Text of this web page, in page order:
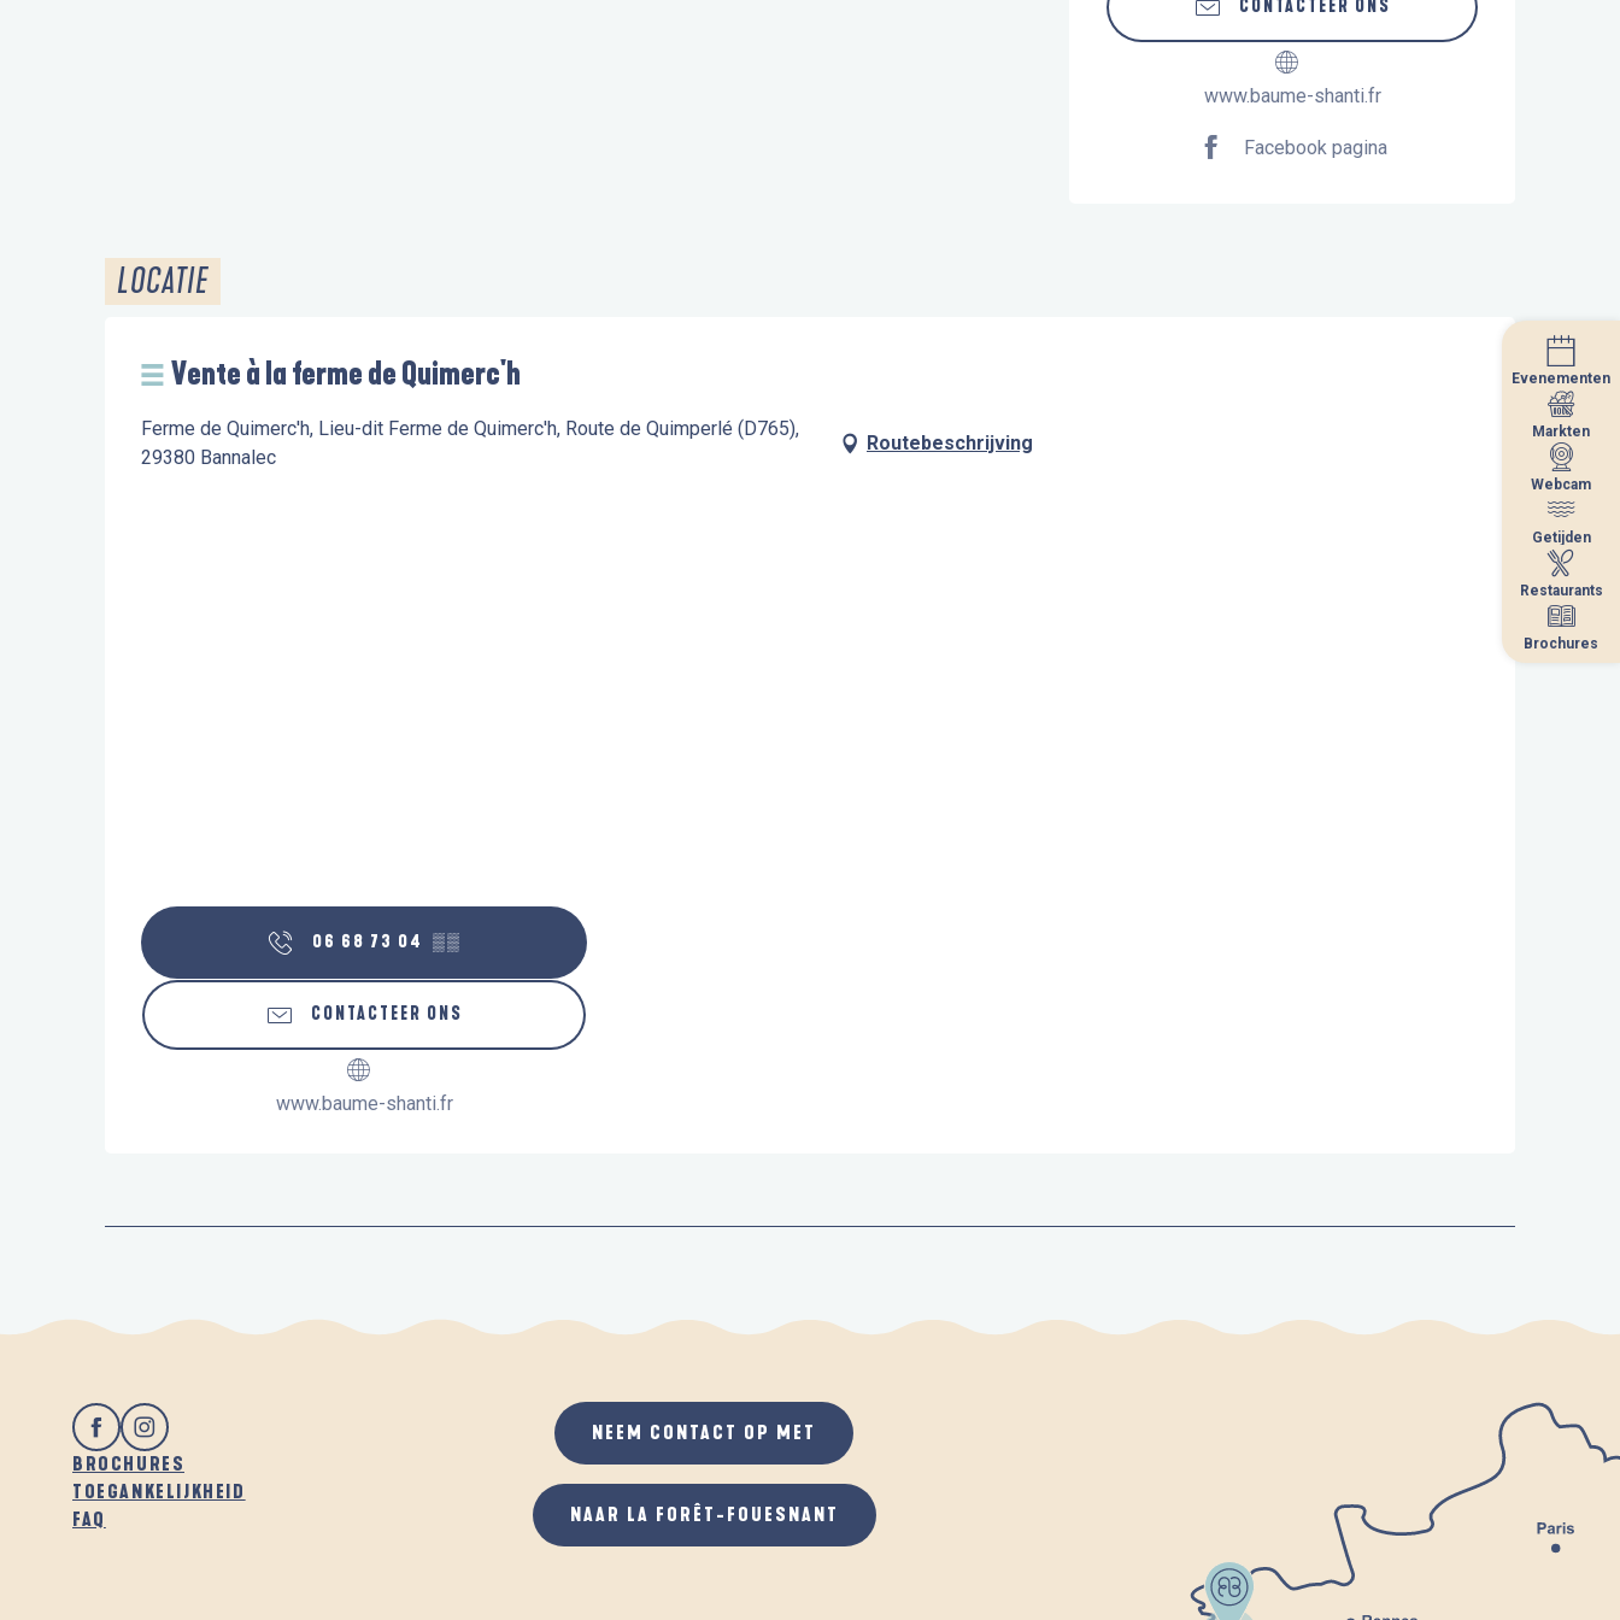
Evenementen
Markten
Webcam
Getijden
Restaurants
Brochures
CONTACTEER ONS
www.baume-shanti.fr
Facebook pagina
LOCATIE
Vente à la ferme de Quimerc'h
Ferme de Quimerc'h, Lieu-dit Ferme de Quimerc'h, Route de Quimperlé (D765),
29380 Bannalec
Routebeschrijving
06 68 73 04 ▒▒
CONTACTEER ONS
www.baume-shanti.fr
BROCHURES
TOEGANKELIJKHEID
FAQ
NEEM CONTACT OP MET
NAAR LA FORÊT-FOUESNANT